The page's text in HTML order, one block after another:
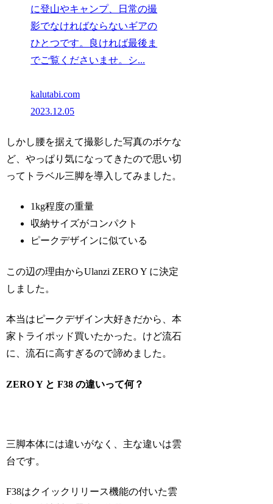
に登山やキャンプ、日常の撮
影でなければならないギアの
ひとつです。良ければ最後ま
でご覧くださいませ。シ...
kalutabi.com
2023.12.05
しかし腰を据えて撮影した写真のボケな
ど、やっぱり気になってきたので思い切
ってトラベル三脚を導入してみました。
1kg程度の重量
収納サイズがコンパクト
ピークデザインに似ている
この辺の理由からUlanzi ZERO Y に決定
しました。
本当はピークデザイン大好きだから、本
家トライポッド買いたかった。けど流石
に、流石に高すぎるので諦めました。
ZERO Y と F38 の違いって何？
三脚本体には違いがなく、主な違いは雲
台です。
F38はクイックリリース機能の付いた雲